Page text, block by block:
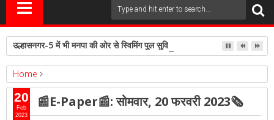
उल्हासनगर-5 में भी मनपा की ओर से स्विमिंग पुल सुविधा हो- शेरी लुंड
Home
ambernath
epaper Featured
ulhasnagar
📰E-Paper📰: सोमवार, 20 फरवरी 2023🗞
📰E-Paper📰: सोमवार, 20 फरवरी 2023🗞
20
Feb
2023